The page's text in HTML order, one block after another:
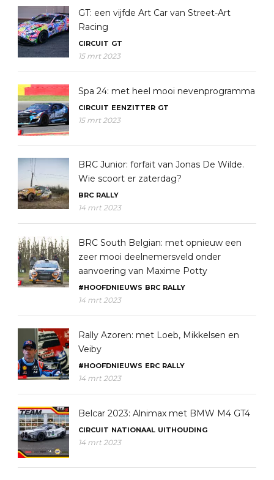
GT: een vijfde Art Car van Street-Art
Racing
CIRCUIT GT
15 mrt 2023
Spa 24: met heel mooi nevenprogramma
CIRCUIT EENZITTER GT
15 mrt 2023
BRC Junior: forfait van Jonas De Wilde.
Wie scoort er zaterdag?
BRC RALLY
14 mrt 2023
BRC South Belgian: met opnieuw een
zeer mooi deelnemersveld onder
aanvoering van Maxime Potty
#HOOFDNIEUWS BRC RALLY
14 mrt 2023
Rally Azoren: met Loeb, Mikkelsen en
Veiby
#HOOFDNIEUWS ERC RALLY
14 mrt 2023
Belcar 2023: Alnimax met BMW M4 GT4
CIRCUIT NATIONAAL UITHOUDING
14 mrt 2023